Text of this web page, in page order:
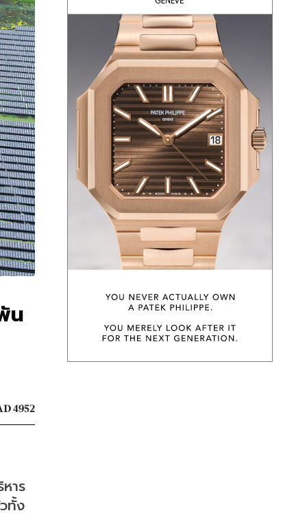
น
4952
าร
ทั้ง